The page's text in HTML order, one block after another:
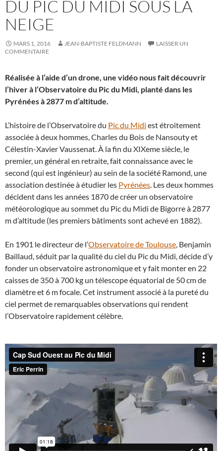
DU PIC DU MIDI SOUS LA
NEIGE
MARS 1, 2016 JEAN-BAPTISTE FELDMANN
LAISSER UN
COMMENTAIRE
Réalisée à l’aide d’un drone, une vidéo nous fait découvrir
l’hiver à l’Observatoire du Pic du Midi, planté dans les
Pyrénées à 2877 m d’altitude.
L’histoire de l’Observatoire du Pic du Midi est étroitement
associée à deux hommes, Charles du Bois de Nansouty et
Célestin-Xavier Vaussenat. À la fin du XIXeme siècle, le
premier, un général en retraite, fait connaissance avec le
second (qui est ingénieur) au sein de la société Ramond, une
association destinée à étudier les Pyrénées. Les deux hommes
décident dans les années 1870 de créer un observatoire
météorologique au sommet du Pic du Midi de Bigorre à 2877
m d’altitude (les premiers bâtiments sont achevé en 1882).
En 1901 le directeur de l’Observatoire de Toulouse, Benjamin
Baillaud, séduit par la qualité du ciel du Pic du Midi, décide d’y
fonder un observatoire astronomique et y fait monter en 22
caisses de 350 à 700 kg un télescope équatorial de 50 cm de
diamètre et 6 m focale. Cet instrument associé à la pureté du
ciel permet de remarquables observations qui rendent
l’Observatoire rapidement célèbre.